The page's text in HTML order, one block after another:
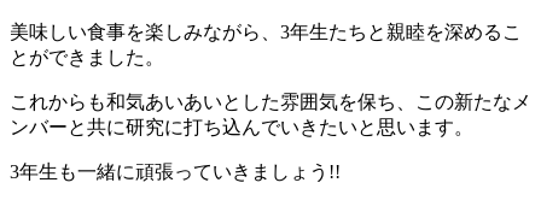
美味しい食事を楽しみながら、3年生たちと親睦を深めるこ
とができました。
これからも和気あいあいとした雰囲気を保ち、この新たなメ
ンバーと共に研究に打ち込んでいきたいと思います。
3年生も一緒に頑張っていきましょう!!